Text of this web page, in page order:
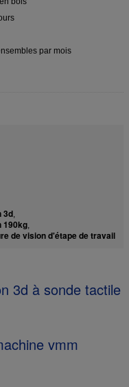
par mois
3d,
190kg,
de vision d'étape de travail
3d à sonde tactile
vmm